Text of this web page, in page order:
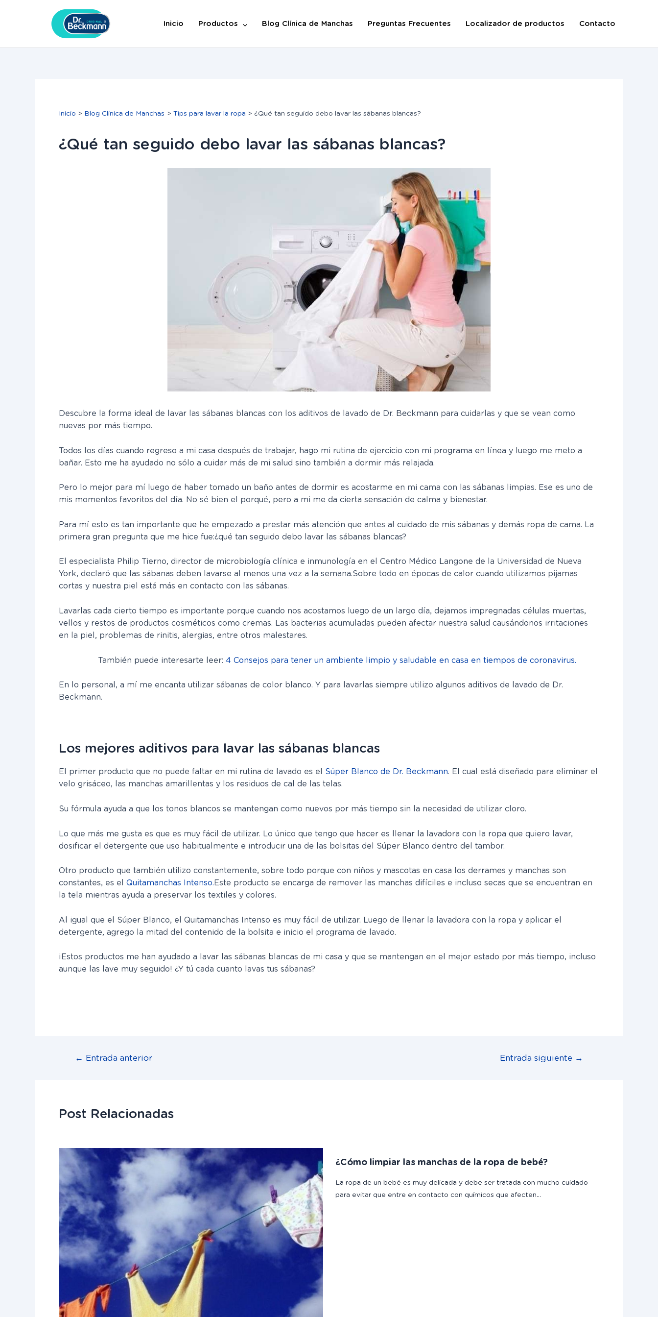
Inicio Productos Blog Clínica de Manchas Preguntas Frecuentes Localizador de productos Contacto
Inicio Blog Clínica de Manchas Tips para lavar la ropa ¿Qué tan seguido debo lavar las sábanas blancas?
¿Qué tan seguido debo lavar las sábanas blancas?
Descubre la forma ideal de lavar las sábanas blancas con los aditivos de lavado de Dr. Beckmann para cuidarlas y que se vean como
nuevas por más tiempo.
Todos los días cuando regreso a mi casa después de trabajar, hago mi rutina de ejercicio con mi programa en línea y luego me meto a
bañar. Esto me ha ayudado no sólo a cuidar más de mi salud sino también a dormir más relajada.
Pero lo mejor para mí luego de haber tomado un baño antes de dormir es acostarme en mi cama con las sábanas limpias. Ese es uno de
mis momentos favoritos del día. No sé bien el porqué, pero a mi me da cierta sensación de calma y bienestar.
Para mí esto es tan importante que he empezado a prestar más atención que antes al cuidado de mis sábanas y demás ropa de cama. La
primera gran pregunta que me hice fue: ¿qué tan seguido debo lavar las sábanas blancas?
El especialista Philip Tierno, director de microbiología clínica e inmunología en el Centro Médico Langone de la Universidad de Nueva
York, declaró que las sábanas deben lavarse al menos una vez a la semana.Sobre todo en épocas de calor cuando utilizamos pijamas
cortas y nuestra piel está más en contacto con las sábanas.
Lavarlas cada cierto tiempo es importante porque cuando nos acostamos luego de un largo día, dejamos impregnadas células muertas,
vellos y restos de productos cosméticos como cremas. Las bacterias acumuladas pueden afectar nuestra salud causándonos irritaciones
en la piel, problemas de rinitis, alergias, entre otros malestares.
También puede interesarte leer: 4 Consejos para tener un ambiente limpio y saludable en casa en tiempos de coronavirus.
En lo personal, a mí me encanta utilizar sábanas de color blanco. Y para lavarlas siempre utilizo algunos aditivos de lavado de Dr.
Beckmann.
Los mejores aditivos para lavar las sábanas blancas
El primer producto que no puede faltar en mi rutina de lavado es el Súper Blanco de Dr. Beckmann. El cual está diseñado para eliminar el
velo grisáceo, las manchas amarillentas y los residuos de cal de las telas.
Su fórmula ayuda a que los tonos blancos se mantengan como nuevos por más tiempo sin la necesidad de utilizar cloro.
Lo que más me gusta es que es muy fácil de utilizar. Lo único que tengo que hacer es llenar la lavadora con la ropa que quiero lavar,
dosificar el detergente que uso habitualmente e introducir una de las bolsitas del Súper Blanco dentro del tambor.
Otro producto que también utilizo constantemente, sobre todo porque con niños y mascotas en casa los derrames y manchas son
constantes, es el Quitamanchas Intenso.Este producto se encarga de remover las manchas difíciles e incluso secas que se encuentran en
la tela mientras ayuda a preservar los textiles y colores.
Al igual que el Súper Blanco, el Quitamanchas Intenso es muy fácil de utilizar. Luego de llenar la lavadora con la ropa y aplicar el
detergente, agrego la mitad del contenido de la bolsita e inicio el programa de lavado.
¡Estos productos me han ayudado a lavar las sábanas blancas de mi casa y que se mantengan en el mejor estado por más tiempo, incluso
aunque las lave muy seguido! ¿Y tú cada cuanto lavas tus sábanas?
de
entradas
← Entrada anterior Entrada siguiente →
Post Relacionadas
¿Cómo limpiar las manchas de la ropa de bebé?
La ropa de un bebé es muy delicada y debe ser tratada con mucho cuidado
para evitar que entre en contacto con químicos que afecten…